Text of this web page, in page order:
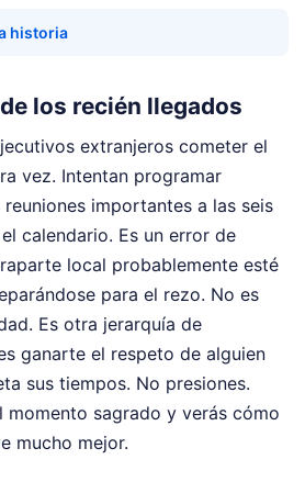
historia
los recién llegados
extranjeros cometer el
vez. Intentan programar
importantes a las seis
calendario. Es un error de
local probablemente esté
para el rezo. No es
Es otra jerarquía de
ganarte el respeto de alguien
sus tiempos. No presiones.
momento sagrado y verás cómo
mucho mejor.